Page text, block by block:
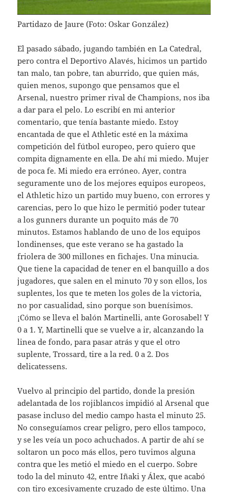
Partidazo de Jaure (Foto: Oskar González)
El pasado sábado, jugando también en La Catedral,
pero contra el Deportivo Alavés, hicimos un partido
tan malo, tan pobre, tan aburrido, que quien más,
quien menos, supongo que pensamos que el
Arsenal, nuestro primer rival de Champions, nos iba
a dar para el pelo. Lo escribí en mi anterior
comentario, que tenía bastante miedo. Estoy
encantada de que el Athletic esté en la máxima
competición del fútbol europeo, pero quiero que
compita dignamente en ella. De ahí mi miedo. Mujer
de poca fe. Mi miedo era erróneo. Ayer, contra
seguramente uno de los mejores equipos europeos,
el Athletic hizo un partido muy bueno, con errores y
carencias, pero lo que hizo le permitió poder tutear
a los gunners durante un poquito más de 70
minutos. Estamos hablando de uno de los equipos
londinenses, que este verano se ha gastado la
friolera de 300 millones en fichajes. Una minucia.
Que tiene la capacidad de tener en el banquillo a dos
jugadores, que salen en el minuto 70 y son ellos, los
suplentes, los que te meten los goles de la victoria,
no por casualidad, sino porque son buenísimos.
¡Cómo se lleva el balón Martinelli, ante Gorosabel! Y
0 a 1. Y, Martinelli que se vuelve a ir, alcanzando la
linea de fondo, para pasar atrás y que el otro
suplente, Trossard, tire a la red. 0 a 2. Dos
delicatessens.
Vuelvo al principio del partido, donde la presión
adelantada de los rojiblancos impidió al Arsenal que
pasase incluso del medio campo hasta el minuto 25.
No conseguíamos crear peligro, pero ellos tampoco,
y se les veía un poco achuchados. A partir de ahí se
soltaron un poco más ellos, pero tuvimos alguna
contra que les metió el miedo en el cuerpo. Sobre
todo la del minuto 42, entre Iñaki y Álex, que acabó
con tiro excesivamente cruzado de este último. Una